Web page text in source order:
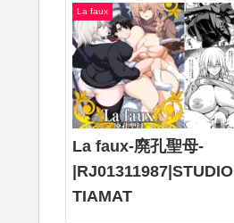
La faux
La faux-廃孔聖母-
|RJ01311987|STUDIO
TIAMAT